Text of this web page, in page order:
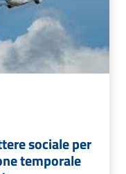
sociale per
temporale